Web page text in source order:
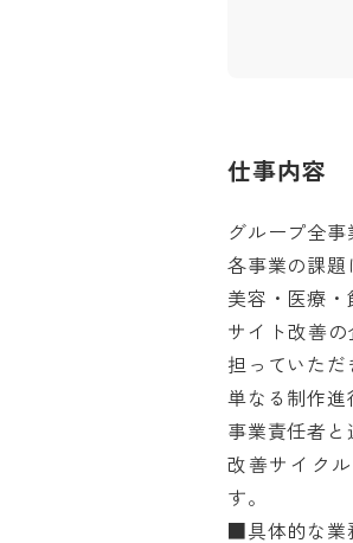
仕事内容
グループ全
各事業の課題
美容・医療・
サイト改善
担っていただ
単なる制作進
事業責任者と
改善サイク
す。
■具体的な業